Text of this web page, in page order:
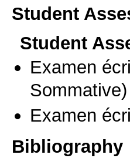
Student
Student
Examen
Sommative)
Examen
Bibliography